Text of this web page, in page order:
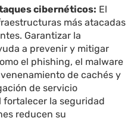
cibernéticos: El
más atacadas
Garantizar la
a prevenir y mitigar
el phishing, el malware
de cachés y
de servicio
fortalecer la seguridad
reducen su